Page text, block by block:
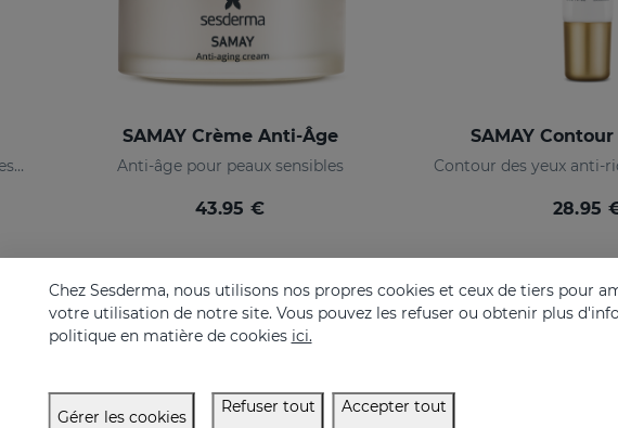
Hydrate, apaise et combat les rides des peaux sensibles
SAMAY Crème Anti-Âge
Anti-âge pour peaux sensibles
43.95 €
SAMAY
28.95
Chez Sesderma, nous utilisons nos propres cookies et ceux de tiers pour
votre utilisation de notre site. Vous pouvez les refuser ou obtenir plus
politique en matière de cookies ici.
Gérer les cookies
Refuser tout Accepter tout